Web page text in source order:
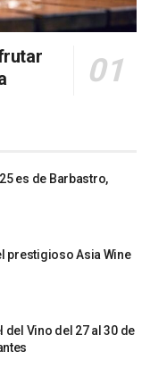
es de Barbastro,
prestigioso Asia Wine
del Vino del 27 al 30 de